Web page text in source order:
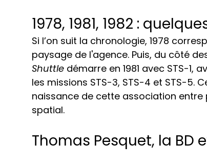
1978, 1981, 1982 :
Si l’on suit la chronologie, 1978
paysage de l'agence. Puis, du côté
Shuttle démarre en 1981 avec STS-1,
les missions STS-3, STS-4 et STS-5.
naissance de cette association
spatial.
Thomas Pesquet, la BD